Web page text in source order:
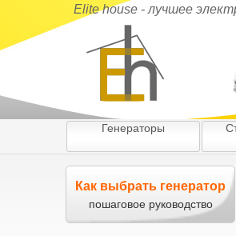
Elite house - лучшее
Как выбрать генератор
пошаговое руководство
Генераторы